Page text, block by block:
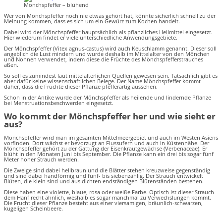
Mönchspfeffer – blühend
Wer von Mönchspfeffer noch nie etwas gehört hat, könnte sicherlich schnell zu der
Meinung kommen, dass es sich um ein Gewürz zum Kochen handelt.
Dabei wird der Mönchspfeffer hauptsächlich als pflanzliches Heilmittel eingesetzt.
Hier wiederum findet er viele unterschiedliche Anwendungsgebiete.
Der Mönchspfeffer (Vitex agnus-castus) wird auch Keuschlamm genannt. Dieser soll
angeblich die Lust mindern und wurde deshalb im Mittelalter von den Mönchen
und Nonnen verwendet, indem diese die Früchte des Mönchspfefferstrauches
aßen.
So soll es zumindest laut mittelalterlichen Quellen gewesen sein. Tatsächlich gibt es
aber dafür keine wissenschaftlichen Belege. Der Name Mönchspfeffer kommt
daher, dass die Früchte dieser Pflanze pfefferartig aussehen.
Schon in der Antike wurde der Mönchspfeffer als heilende und lindernde Pflanze
bei Menstruationsbeschwerden eingesetzt.
Wo kommt der Mönchspfeffer her und wie sieht er
aus?
Mönchspfeffer wird man im gesamten Mittelmeergebiet und auch im Westen Asiens
vorfinden. Dort wächst er bevorzugt an Flussufern und auch in Küstennähe. Der
Mönchspfeffer gehört zu der Gattung der Eisenkrautgewächse (Verbenaceae). Er
blüht in den Monaten Juni bis September. Die Pflanze kann ein drei bis sogar fünf
Meter hoher Strauch werden.
Die Zweige sind dabei hellbraun und die Blätter stehen kreuzweise gegenständig
und sind dabei handförmig und fünf- bis siebenzählig. Der Strauch entwickelt
Blüten, die klein sind und aus dichten endständigen Blütenständen bestehen.
Diese haben eine violette, blaue, rosa oder weiße Farbe. Optisch ist dieser Strauch
dem Hanf recht ähnlich, weshalb es sogar manchmal zu Verwechslungen kommt.
Die Frucht dieser Pflanze besteht aus einer viersamigen, bräunlich-schwarzen,
kugeligen Scheinbeere.